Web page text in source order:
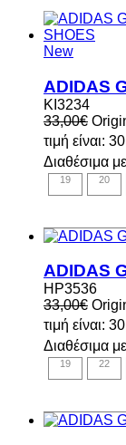
New
KI3234
33,00€
τιμή είναι:
Διαθέσιμα
19 20
HP3536
33,00€
τιμή είναι:
Διαθέσιμα
19 22